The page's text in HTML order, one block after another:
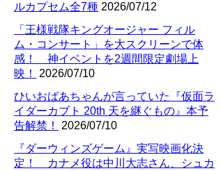
ルカプセム全7種 2026/07/12
「王様戦隊キングオージャー フィル
ム・コンサート」を大スクリーンで体
感！ 神イベントを2週間限定劇場上
映！
2026/07/10
ひいおばあちゃんが言っていた『仮面ラ
イダーカブト 20th 天を継ぐもの』本予
告解禁！
2026/07/10
『ダーウィンズゲーム』実写映画化決
定！ カナメ役は中川大志さん、シュカ